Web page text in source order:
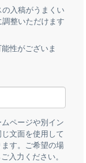
入稿がうまくい
整いただけます
性がございま
ページや別イン
文面を使用して
す。ご希望の場
入力ください。